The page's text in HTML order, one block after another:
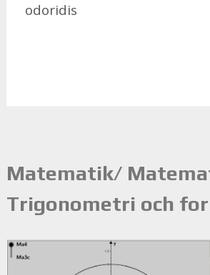
odo­ri­dis
Matematik/
Trigonometri och